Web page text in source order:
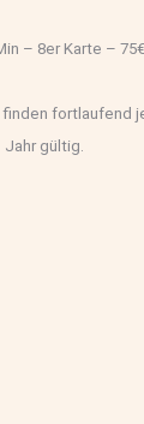
– 8er Karte –
finden
Jahr gültig.